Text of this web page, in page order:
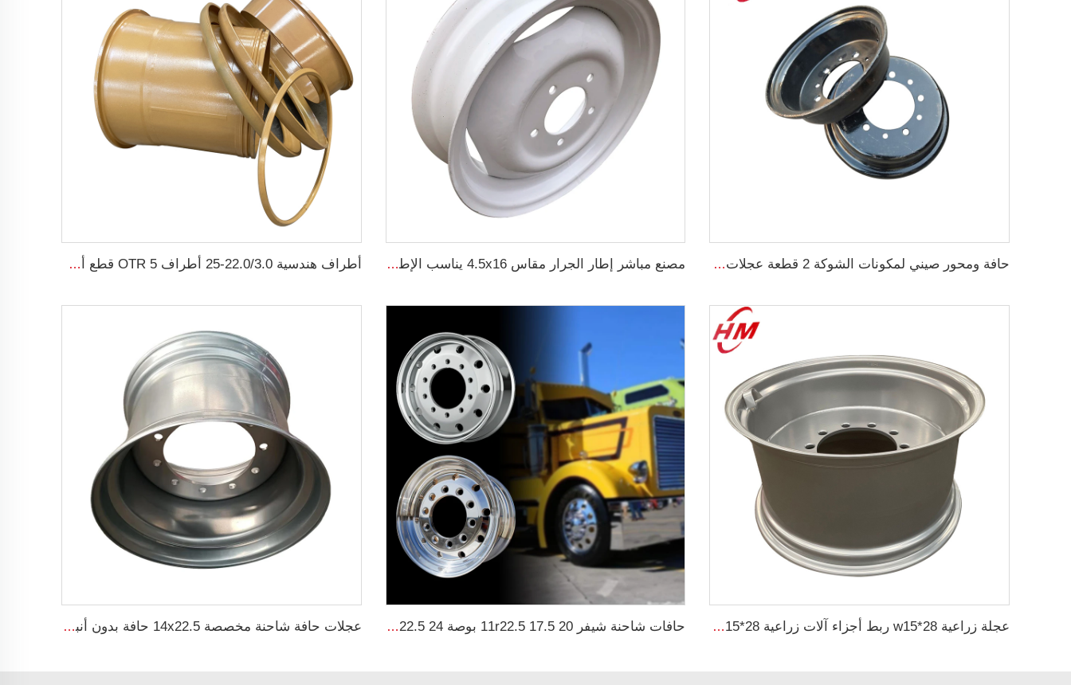
حافة ومحور صيني لمكونات الشوكة 2 قطعة عجلات 5.00F-10 للعجلات الحجم 650-10 لاطارات شاحنة الشوكة مصنع مباشر إطار الجرار مقاس 4.5x16 يناسب الإطارات 650-16 محور العجلة محور العجلة أطراف هندسية 22.0/3.0-25 أطراف OTR 5 قطع أطراف فولاذية TL 26.5R25 إطارات هندسية
عجلة زراعية w15*28 ربط أجزاء آلات زراعية w15*28 حلقات فولاذية للإطارات الزراعية 16.9-28 حافات شاحنة شيفر 11r22.5 17.5 20 بوصة 24 22.5 4x4 أسود و كروم لشاحنات عجلات حافة شاحنة مخصصة 14x22.5 حافة بدون أنبوب 14*22.5 إطارات شاحنة 445/45R22.5